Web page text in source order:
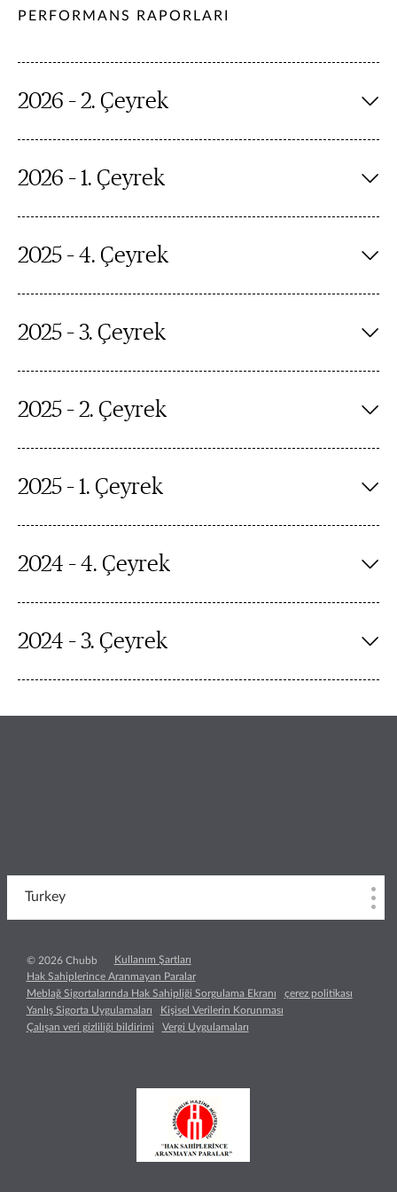
PERFORMANS RAPORLARI
2026 – 2. Çeyrek
2026 – 1. Çeyrek
2025 – 4. Çeyrek
2025 – 3. Çeyrek
2025 – 2. Çeyrek
2025 – 1. Çeyrek
2024 – 4. Çeyrek
2024 – 3. Çeyrek
Turkey
© 2026 Chubb
Kullanım Şartları
Hak Sahiplerince Aranmayan Paralar
Meblağ Sigortalarında Hak Sahipliği Sorgulama Ekranı
çerez politikası
Yanlış Sigorta Uygulamaları
Kişisel Verilerin Korunması
Çalışan veri gizliliği bildirimi
Vergi Uygulamaları